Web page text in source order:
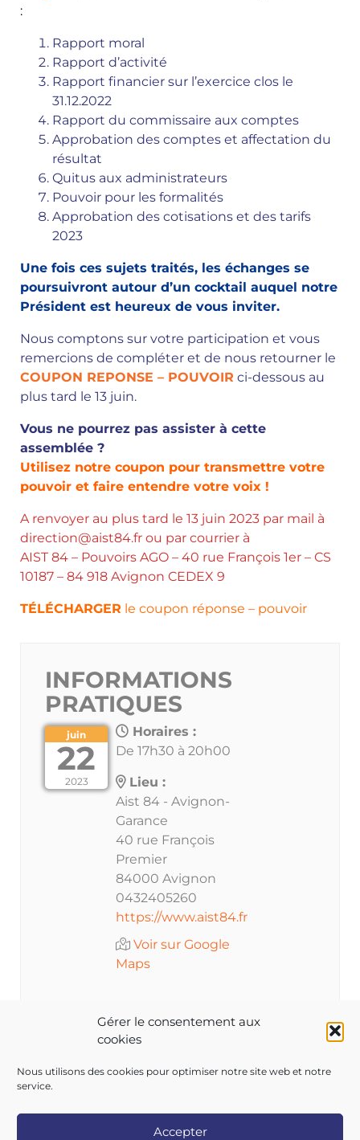
Gérer le consentement aux
cookies
Nous utilisons des cookies pour optimiser notre site web et notre
service.
Accepter
:
Rapport moral
Rapport d’activité
Rapport financier sur l’exercice clos le
31.12.2022
Rapport du commissaire aux comptes
Approbation des comptes et affectation du
résultat
Quitus aux administrateurs
Pouvoir pour les formalités
Approbation des cotisations et des tarifs
2023
Une fois ces sujets traités, les échanges se
poursuivront autour d’un cocktail auquel notre
Président est heureux de vous inviter.
Nous comptons sur votre participation et vous
remercions de compléter et de nous retourner le
COUPON REPONSE – POUVOIR ci-dessous au
plus tard le 13 juin.
Vous ne pourrez pas assister à cette
assemblée ?
Utilisez notre coupon pour transmettre votre
pouvoir et faire entendre votre voix !
A renvoyer au plus tard le 13 juin 2023 par mail à
direction@aist84.fr ou par courrier à
AIST 84 – Pouvoirs AGO – 40 rue François 1er – CS
10187 – 84 918 Avignon CEDEX 9
TÉLÉCHARGER le coupon réponse – pouvoir
INFORMATIONS
PRATIQUES
juin
22
2023
Horaires :
De 17h30 à 20h00
Lieu :
Aist 84 - Avignon-
Garance
40 rue François
Premier
84000 Avignon
0432405260
https://www.aist84.fr
Voir sur Google
Maps
Les inscriptions à cet évènement sont clôturées.